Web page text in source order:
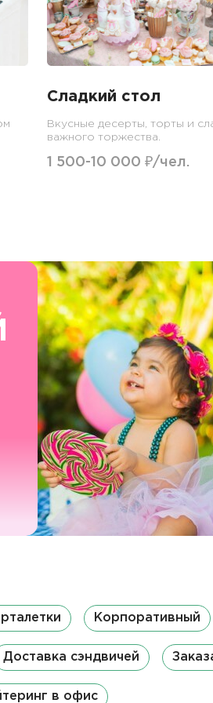
Сладкий стол
Вкусные десерты, торты и
важного торжества.
1 500-10 000 ₽/чел.
Корпоративный
Доставка сэндвичей
в офис